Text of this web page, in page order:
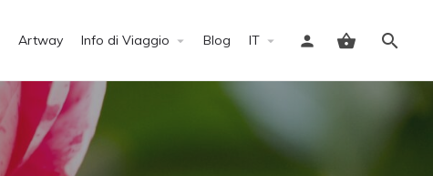
Artway Info di Viaggio Blog IT
Accedi